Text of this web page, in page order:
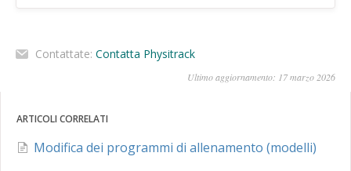
Contattate: Contatta Physitrack
Ultimo aggiornamento: 17 marzo 2026
ARTICOLI CORRELATI
Modifica dei programmi di allenamento (modelli)